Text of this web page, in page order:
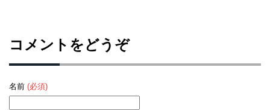
コメントをどうぞ
名前 (必須)